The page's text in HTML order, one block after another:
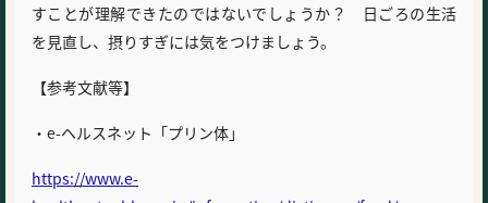
すことが理解できたのではないでしょうか？ 日ごろの生活
を見直し、摂りすぎには気をつけましょう。
【参考文献等】
・e-ヘルスネット「プリン体」
https://www.e-